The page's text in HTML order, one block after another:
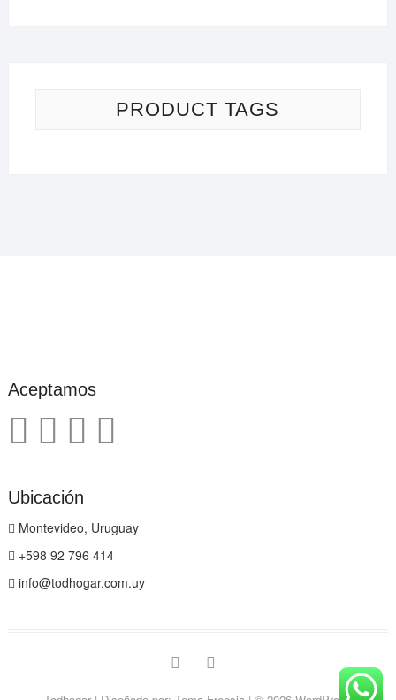
PRODUCT TAGS
Aceptamos
Ubicación
Montevideo, Uruguay
+598 92 796 414
info@todhogar.com.uy
facebook